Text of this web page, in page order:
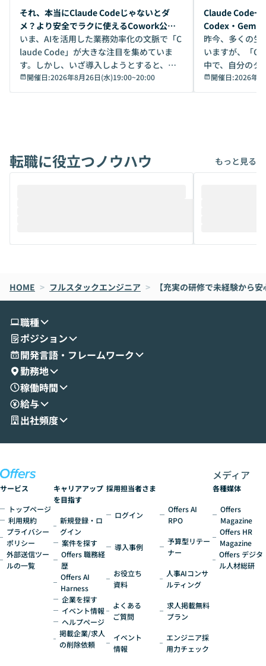
開催前
それ、本当にClaude Codeじゃないとダ
メ？より安全でラクに使えるCowork公開
デモ
いま、AIを活用した業務効率化の文脈で「C
laude Code」が大きな注目を集めていま
す。しかし、いざ導入しようとすると、セ
キュリティ面の懸念や権限管理のハードル
から、気軽に使えないケースも多いのでは
けでなく、想像以上の範囲まで自動化でき
ることは、まだあまり知られていません。
メルカリでの判断基準をもとに「なぜClau
oworkの基本的な機能をご紹介いただきま
す。 続く公開デモでは、実際にCoworkを
せいただきます。数分でワークフローが完
成する手軽さや、Gmail等の外部サービス
とセキュアに連携できるポイントなど、実
演を通じて具体的なイメージをお届けしま
す。 後半のディスカッションでは、セキュ
リティの考え方や社内導入の進め方など、
現場目線でさらに深掘りしていきます。
「自分の業務をAIで自動化してみたいけ
いう方にこそ参加いただきたいイベントで
開催日:2026年8月26日(水)19:00~20:00
開催前
Claude Code一
Codex・
昨今、多くの生
いますが、「
中で、自分のタ
いいのか」を自
か？ 「なんとなく誰かが良いと言っていた
は、評判では
ているAIを選ぶこ
それぞれの本当
は、LLMのフル
ント構築の最前
開催日:2026年8
転職に役立つノウハウ もっと見る
HOME > フルスタックエンジニア > 【充実の研修で未経験から
職種
ポジション
開発言語・フレームワーク
勤務地
稼働時間
給与
出社頻度
サービス
トップページ
利用規約
プライバシー
ポリシー
外部送信ツー
ルの一覧
キャリアアップ
を目指す
新規登録・ロ
グイン
案件を探す
Offers 職務経
歴
Offers AI
Harness
企業を探す
イベント情報
ヘルプページ
掲載企業/求人
の削除依頼
採用担当者さま
ログイン
導入事例
お役立ち
資料
よくある
ご質問
イベント
情報
Offers AI
RPO
予算型リテー
ナー
人事AIコンサ
ルティング
求人掲載無料
プラン
エンジニア採
用力チェック
メディア
各種媒体
Offers
Magazine
Offers HR
Magazine
Offers デジタ
ル人材総研